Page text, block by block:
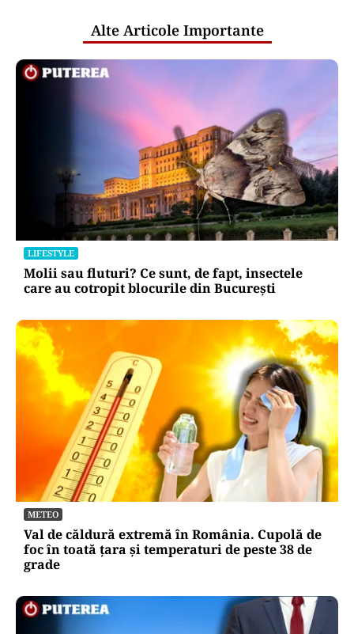
Alte Articole Importante
LIFESTYLE
Molii sau fluturi? Ce sunt, de fapt, insectele
care au cotropit blocurile din București
METEO
Val de căldură extremă în România. Cupolă de
foc în toată țara și temperaturi de peste 38 de
grade